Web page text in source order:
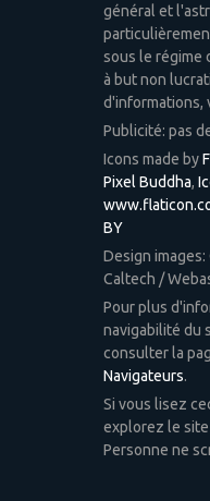
général et
sous le régime
à but non
d'informations,
Publicité: pas
Icons made by
Pixel Buddha,
BY
Design images:
Caltech /
Pour plus
navigabilité du
consulter la
Navigateurs.
Si vous lisez
explorez le
Personne ne